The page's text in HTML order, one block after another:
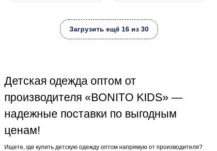
Загрузить ещё 16 из 30
Детская одежда оптом от
производителя «BONITO KIDS» —
надежные поставки по выгодным
ценам!
Ищете, где купить детскую одежду оптом напрямую от производителя?